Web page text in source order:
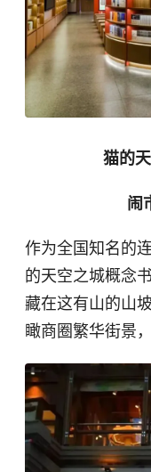
猫的
闹
作为全国知名的
的天空之城概念
藏在这有山的山
瞰商圈繁华街景